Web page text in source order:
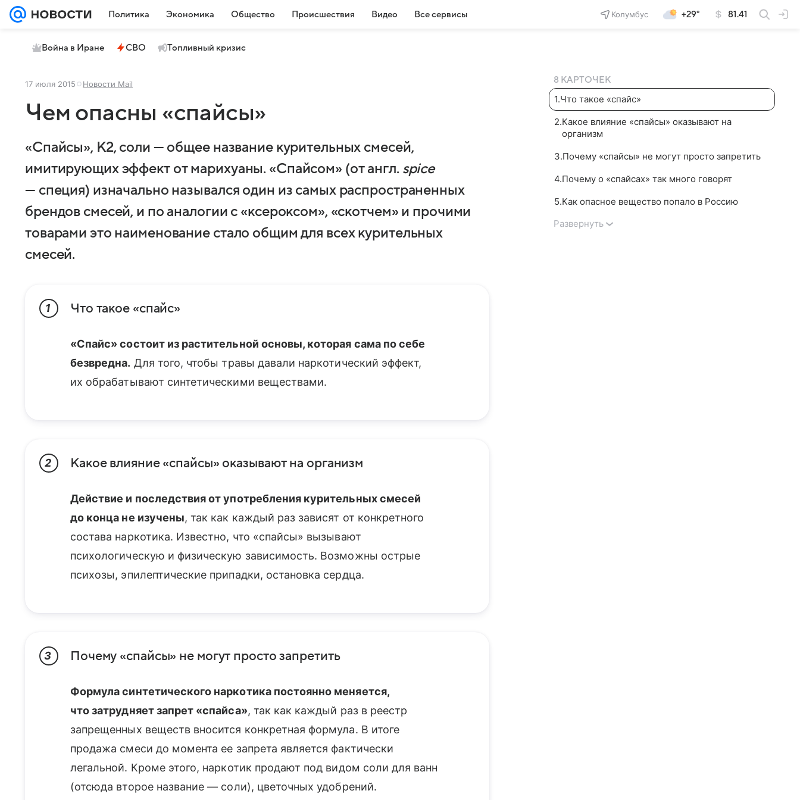
Политика Экономика Общество Происшествия Видео Все сервисы Колумбус +29° 81.41
Война в Иране СВО Топливный кризис
17 июля 2015 Новости Mail
Чем опасны «спайсы»
«Спайсы», К2, соли — общее название курительных смесей,
имитирующих эффект от марихуаны. «Спайсом» (от англ. spice
— специя) изначально назывался один из самых распространенных
брендов смесей, и по аналогии с «ксероксом», «скотчем» и прочими
товарами это наименование стало общим для всех курительных
смесей.
1 Что такое «спайс»
«Спайс» состоит из растительной основы, которая сама по себе
безвредна. Для того, чтобы травы давали наркотический эффект,
их обрабатывают синтетическими веществами.
2 Какое влияние «спайсы» оказывают на организм
Действие и последствия от употребления курительных смесей
до конца не изучены, так как каждый раз зависят от конкретного
состава наркотика. Известно, что «спайсы» вызывают
психологическую и физическую зависимость. Возможны острые
психозы, эпилептические припадки, остановка сердца.
3 Почему «спайсы» не могут просто запретить
Формула синтетического наркотика постоянно меняется,
что затрудняет запрет «спайса», так как каждый раз в реестр
запрещенных веществ вносится конкретная формула. В итоге
продажа смеси до момента ее запрета является фактически
легальной. Кроме этого, наркотик продают под видом соли для ванн
(отсюда второе название — соли), цветочных удобрений.
8 КАРТОЧЕК
1.Что такое «спайс»
2.Какое влияние «спайсы» оказывают на
организм
3.Почему «спайсы» не могут просто запретить
4.Почему о «спайсах» так много говорят
5.Как опасное вещество попало в Россию
Развернуть